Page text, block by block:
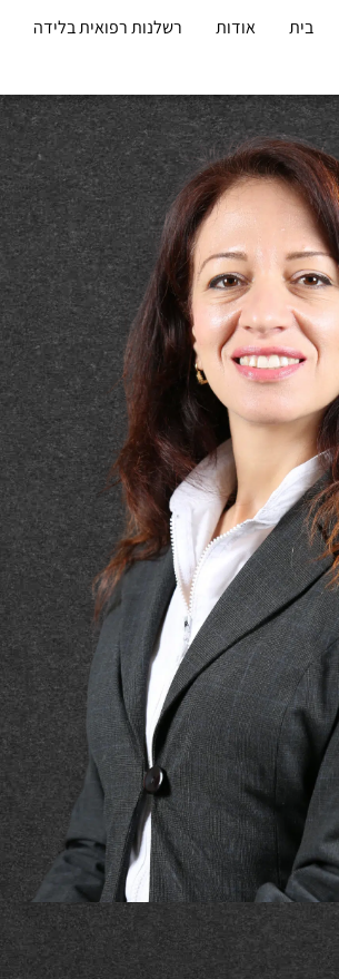
בית אודות רשלנות רפואית בלידה